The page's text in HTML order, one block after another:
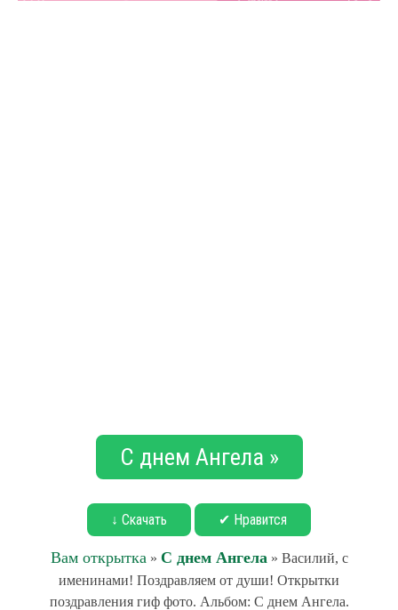
С днем Ангела »
↓ Скачать ✔ Нравится
Вам открытка » С днем Ангела » Василий, с
именинами! Поздравляем от души! Открытки
поздравления гиф фото. Альбом: С днем Ангела.